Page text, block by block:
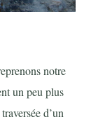
notre
un peu plus
d’un